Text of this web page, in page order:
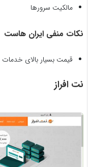
مالکیت سرورها
نکات منفی ایران هاست
قیمت بسیار بالای خدمات
نت افراز